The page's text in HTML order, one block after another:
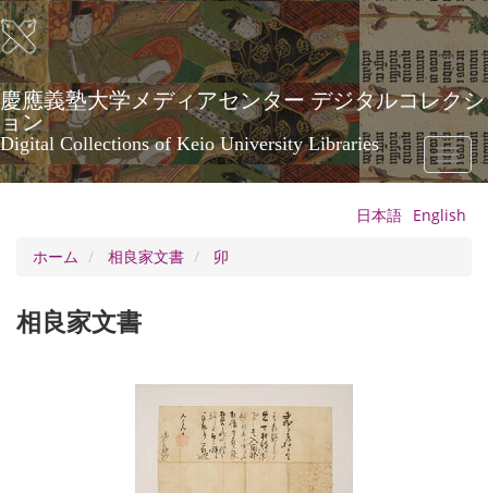
メ
イ
ン
コ
ン
テ
ン
ツ
に
慶應義塾大学メディアセンター デジタルコレクシ
ョン
Digital Collections of Keio University Libraries
Toggle
日本語 English
ホーム
相良家文書 卯
相良家文書